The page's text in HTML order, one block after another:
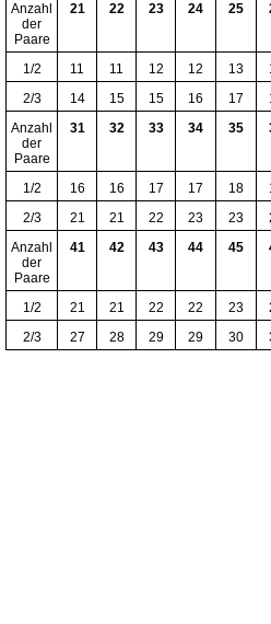
Anzahl
der
Paare
21 22 23 24 25
1/2 11 11 12 12 13
2/3
14 15 15 16 17
Anzahl
der
Paare
31 32 33 34 35
1/2 16 16 17 17 18
2/3
21 21 22 23 23
Anzahl
der
Paare
41 42 43 44 45
1/2 21 21 22 22 23
2/3
27 28 29 29 30